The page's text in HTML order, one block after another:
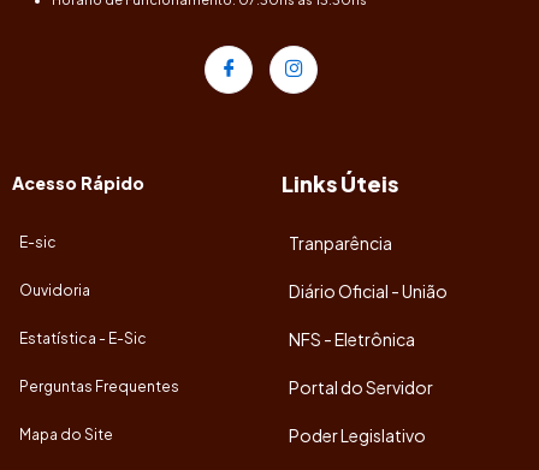
Acesso Rápido
E-sic
Ouvidoria
Estatística - E-Sic
Perguntas Frequentes
Mapa do Site
Links Úteis
Tranparência
Diário Oficial - União
NFS - Eletrônica
Portal do Servidor
Poder Legislativo